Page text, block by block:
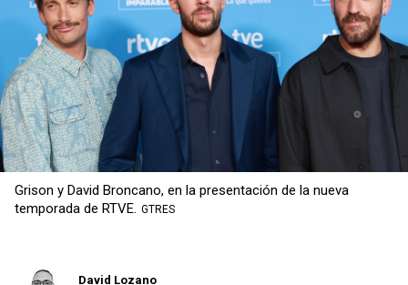
Copiar
Grison y David Broncano, en la presentación de la nueva
temporada de RTVE. GTRES
David Lozano